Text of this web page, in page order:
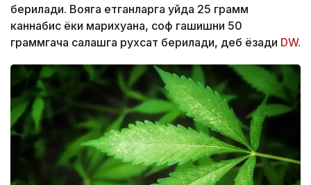
берилади. Вояга етганларга уйда 25 грамм
каннабис ёки марихуана, соф гашишни 50
граммгача сақлашга рухсат берилади, деб ёзади DW.